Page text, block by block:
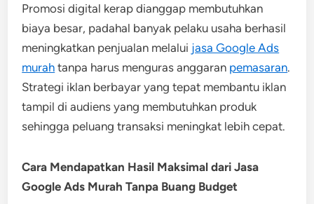
Promosi digital kerap dianggap membutuhkan
biaya besar, padahal banyak pelaku usaha berhasil
meningkatkan penjualan melalui jasa Google Ads
murah tanpa harus menguras anggaran pemasaran.
Strategi iklan berbayar yang tepat membantu iklan
tampil di audiens yang membutuhkan produk
sehingga peluang transaksi meningkat lebih cepat.
Cara Mendapatkan Hasil Maksimal dari Jasa
Google Ads Murah Tanpa Buang Budget